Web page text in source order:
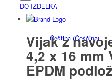
Čeština(Češčina)
DO IZDELKA
Vijak z
4,2 x 16 mm
EPDM